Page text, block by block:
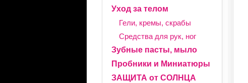
Уход за телом
Гели, кремы, скрабы
Средства для рук, ног
Зубные пасты, мыло
Пробники и Миниатюры
ЗАЩИТА от СОЛНЦА